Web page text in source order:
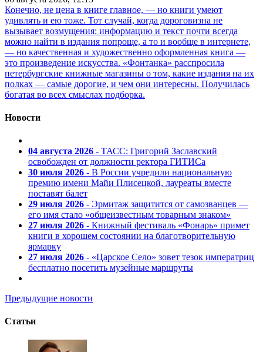
Конечно, не цена в книге главное, — но книги умеют
удивлять и ею тоже. Тот случай, когда дороговизна не
вызывает возмущения: информацию и текст почти всегда
можно найти в издания попроще, а то и вообще в интернете,
— но качественная и художественно оформленная книга —
это произведение искусства. «Фонтанка» расспросила
петербургские книжные магазины о том, какие издания на их
полках — самые дорогие, и чем они интересны. Получилась
богатая во всех смыслах подборка.
Новости
04 августа 2026 - ТАСС: Григорий Заславский
освобожден от должности ректора ГИТИСа
30 июля 2026 - В России учредили национальную
премию имени Майи Плисецкой, лауреаты вместе
поставят балет
29 июля 2026 - Эрмитаж защитится от самозванцев —
его имя стало «общеизвестным товарным знаком»
27 июля 2026 - Книжный фестиваль «Фонарь» примет
книги в хорошем состоянии на благотворительную
ярмарку
27 июля 2026 - «Царское Село» зовет тезок императриц
бесплатно посетить музейные маршруты
Предыдущие новости
Статьи